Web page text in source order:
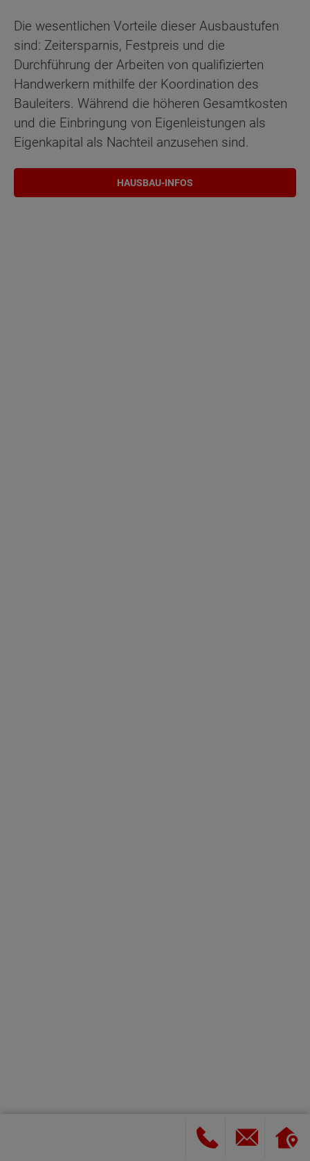
Die wesentlichen Vorteile dieser Ausbaustufen
sind: Zeitersparnis, Festpreis und die
Durchführung der Arbeiten von qualifizierten
Handwerkern mithilfe der Koordination des
Bauleiters. Während die höheren Gesamtkosten
und die Einbringung von Eigenleistungen als
Eigenkapital als Nachteil anzusehen sind.
HAUSBAU-INFOS